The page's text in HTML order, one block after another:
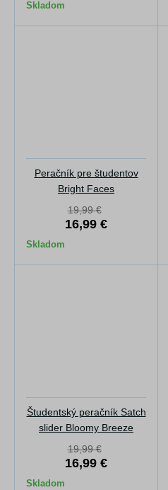
Skladom
Peračník pre študentov
Bright Faces
19,99 €
16,99 €
Skladom
Študentský peračník Satch
slider Bloomy Breeze
19,99 €
16,99 €
Skladom